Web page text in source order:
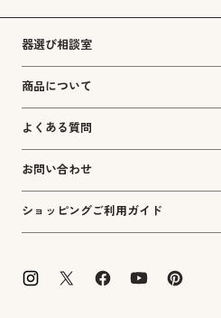
器選び相談室
商品について
よくある質問
お問い合わせ
ショッピングご利用ガイド